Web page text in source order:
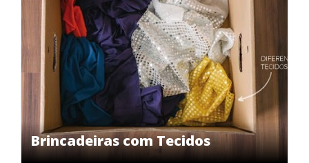
Brincadeiras com Tecidos